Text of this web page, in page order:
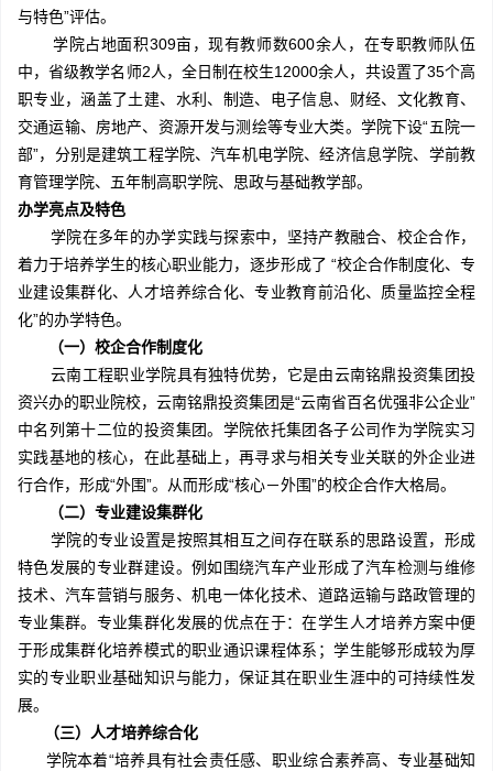
与特色”评估。
学院占地面积309亩，现有教师数600余人，在专职教师队伍
中，省级教学名师2人，全日制在校生12000余人，共设置了35个高
职专业，涵盖了土建、水利、制造、电子信息、财经、文化教育、
交通运输、房地产、资源开发与测绘等专业大类。学院下设“五院一
部”，分别是建筑工程学院、汽车机电学院、经济信息学院、学前教
育管理学院、五年制高职学院、思政与基础教学部。
办学亮点及特色
学院在多年的办学实践与探索中，坚持产教融合、校企合作，
着力于培养学生的核心职业能力，逐步形成了 “校企合作制度化、专
业建设集群化、人才培养综合化、专业教育前沿化、质量监控全程
化”的办学特色。
（一）校企合作制度化
云南工程职业学院具有独特优势，它是由云南铭鼎投资集团投
资兴办的职业院校，云南铭鼎投资集团是“云南省百名优强非公企业”
中名列第十二位的投资集团。学院依托集团各子公司作为学院实习
实践基地的核心，在此基础上，再寻求与相关专业关联的外企业进
行合作，形成“外围”。从而形成“核心－外围”的校企合作大格局。
（二）专业建设集群化
学院的专业设置是按照其相互之间存在联系的思路设置，形成
特色发展的专业群建设。例如围绕汽车产业形成了汽车检测与维修
技术、汽车营销与服务、机电一体化技术、道路运输与路政管理的
专业集群。专业集群化发展的优点在于：在学生人才培养方案中便
于形成集群化培养模式的职业通识课程体系；学生能够形成较为厚
实的专业职业基础知识与能力，保证其在职业生涯中的可持续性发
展。
（三）人才培养综合化
学院本着“培养具有社会责任感、职业综合素养高、专业基础知